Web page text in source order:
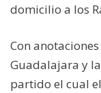
domicilio a los
Con
Guadalajara y
partido el cual